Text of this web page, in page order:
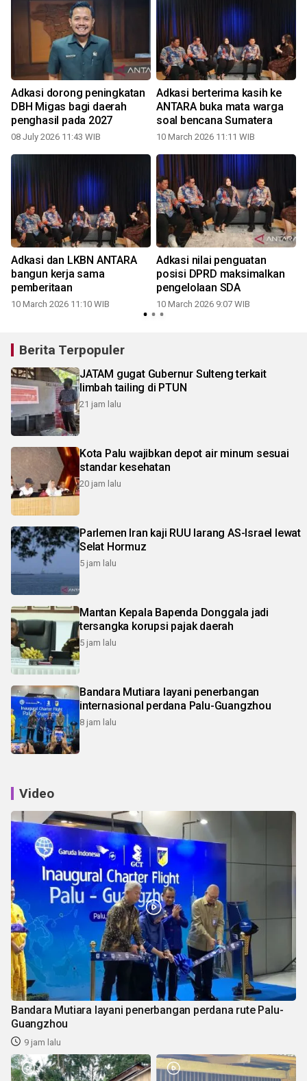
Adkasi dorong peningkatan
DBH Migas bagi daerah
penghasil pada 2027
08 July 2026 11:43 WIB
Adkasi berterima kasih ke
ANTARA buka mata warga
soal bencana Sumatera
10 March 2026 11:11 WIB
Adkasi dan LKBN ANTARA
bangun kerja sama
pemberitaan
10 March 2026 11:10 WIB
Adkasi nilai penguatan
posisi DPRD maksimalkan
pengelolaan SDA
10 March 2026 9:07 WIB
Berita Terpopuler
JATAM gugat Gubernur Sulteng terkait
limbah tailing di PTUN
21 jam lalu
Kota Palu wajibkan depot air minum sesuai
standar kesehatan
20 jam lalu
Parlemen Iran kaji RUU larang AS-Israel lewat
Selat Hormuz
5 jam lalu
Mantan Kepala Bapenda Donggala jadi
tersangka korupsi pajak daerah
5 jam lalu
Bandara Mutiara layani penerbangan
internasional perdana Palu-Guangzhou
8 jam lalu
Video
Bandara Mutiara layani penerbangan perdana rute Palu-
Guangzhou
9 jam lalu